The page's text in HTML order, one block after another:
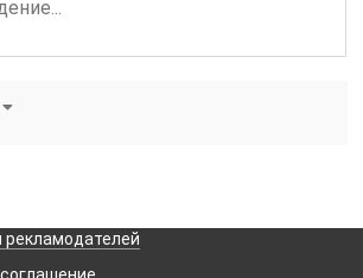
рекламодателей